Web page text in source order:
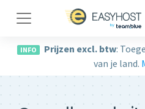
Navigatie
INFO Prijzen excl. btw:
van je land.